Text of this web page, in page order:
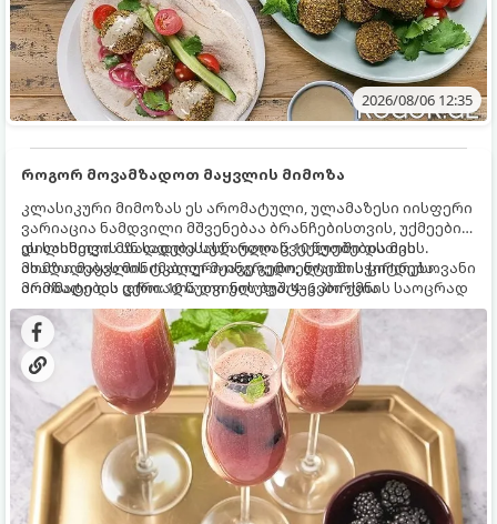
2026/08/06 12:35
როგორ მოვამზადოთ მაყვლის მიმოზა
კლასიკური მიმოზას ეს არომატული, ულამაზესი იისფერი
ვარიაცია ნამდვილი მშვენებაა ბრანჩებისთვის, უქმეების
დილისთვის ან სადღესასწაულო წვეულებებისთვის.
ახალი მაყვლის ტკბილ-მჟავე გემო, ლაიმის ციტრუსოვანი
არომატი და ცქრიალა ღვინის ბუშტუკები ქმნის საოცრად
დახვეწილ და მაგრილებელ კოქტეილს.
ეს სასმელი მზადდება სულ რაღაც 10 წუთში და მის
მომზადებას მინიმალური ინგრედიენტები სჭირდება.
მომზადების დრო: 10 წუთი ულუფა: 4–6 პორცია